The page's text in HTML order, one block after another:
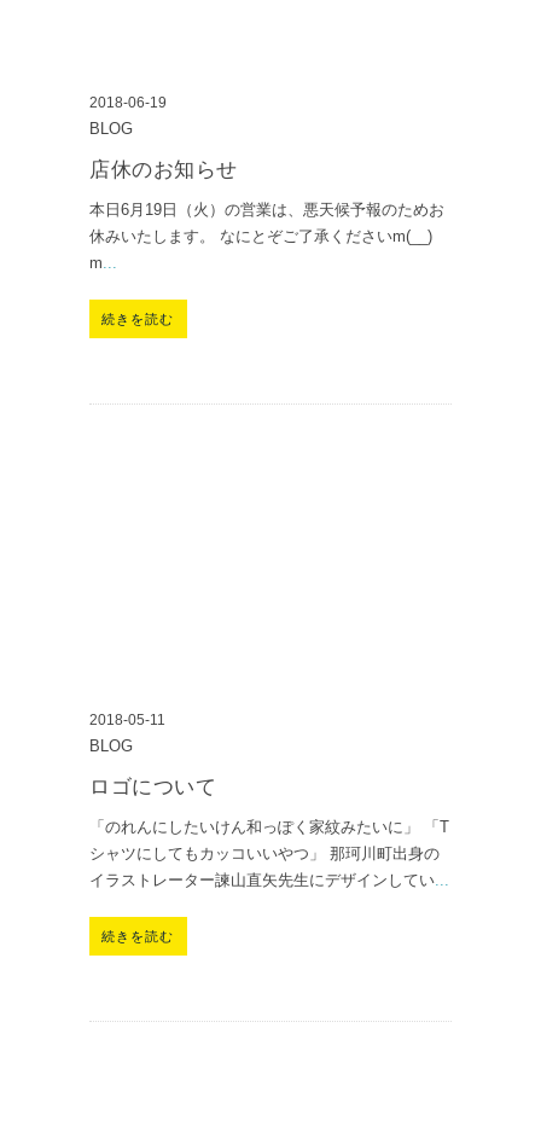
2018-06-19
BLOG
店休のお知らせ
本日6月19日（火）の営業は、悪天候予報のためお
休みいたします。 なにとぞご了承くださいm(__)
m...
続きを読む
2018-05-11
BLOG
ロゴについて
「のれんにしたいけん和っぽく家紋みたいに」 「T
シャツにしてもカッコいいやつ」 那珂川町出身の
イラストレーター諫山直矢先生にデザインしてい...
続きを読む